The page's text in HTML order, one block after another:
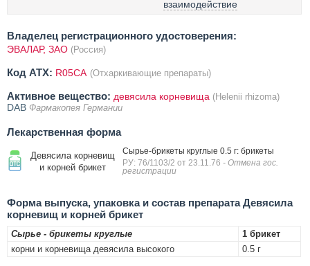
взаимодействие
Владелец регистрационного удостоверения:
ЭВАЛАР, ЗАО (Россия)
Код ATX: R05CA (Отхаркивающие препараты)
Активное вещество: девясила корневища (Helenii rhizoma)
DAB Фармакопея Германии
Лекарственная форма
Девясила корневищ
и корней брикет
Сырье-брикеты круглые 0.5 г: брикеты
РУ: 76/1103/2 от 23.11.76 - Отмена гос.
регистрации
Форма выпуска, упаковка и состав препарата Девясила
корневищ и корней брикет
Сырье - брикеты круглые
1 брикет
корни и корневища девясила высокого
0.5 г